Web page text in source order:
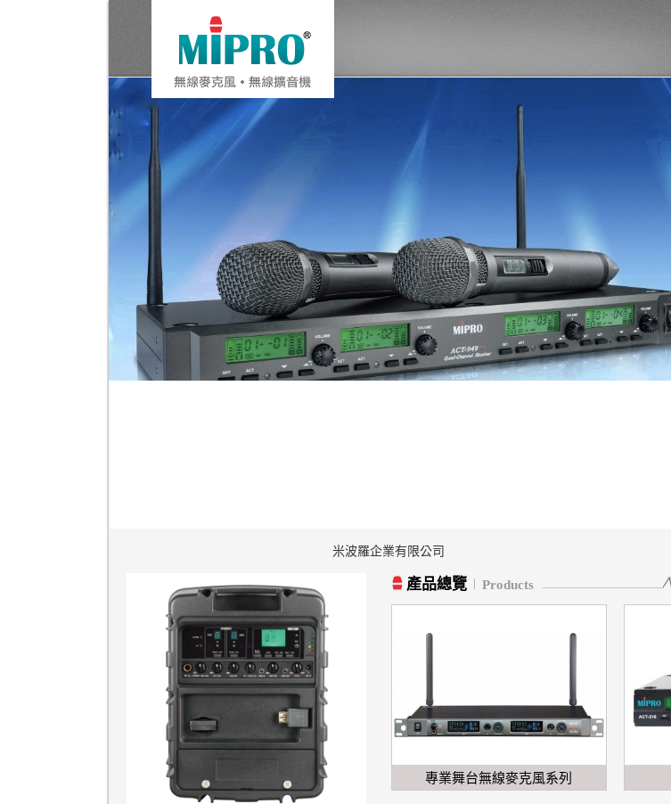
米波羅企業有限公司
產品總覽 Products
專業舞台無線麥克風系列